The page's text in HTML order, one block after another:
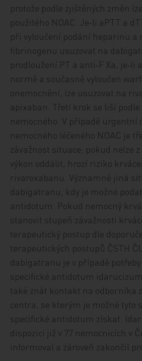
protože podle zjištěných změn
použitého NOAC. Je‑li aPTT a
při vyloučení podání heparinu a
fibrinogenu usuzovat na
prodloužení PT a anti‑F Xa, je‑li
normě a současně vyloučen
onemocnění, lze usuzovat na
apixaban. Třetí krok se liší podle
nemocného. V případě urgentní
nemocného léčeného NOAC je
závažnost situace; pokud nelze
výkon oddálit, hrozí riziko
rivaroxabanu. Významně jiná
dabigatranu, kdy je možné
antidotum. Pokud nemocný
stanovit stupeň závažnosti
terapeutický postup dle
terapeutických postupů ČSTH
dabigatranu je v případě
specifické antidotum
také znát kontakt na odborníka
centra, se kterým je možné tyto
specifické antidotum získat.
dispozici již v 77 nemocnicích v
informoval a zároveň zakončil